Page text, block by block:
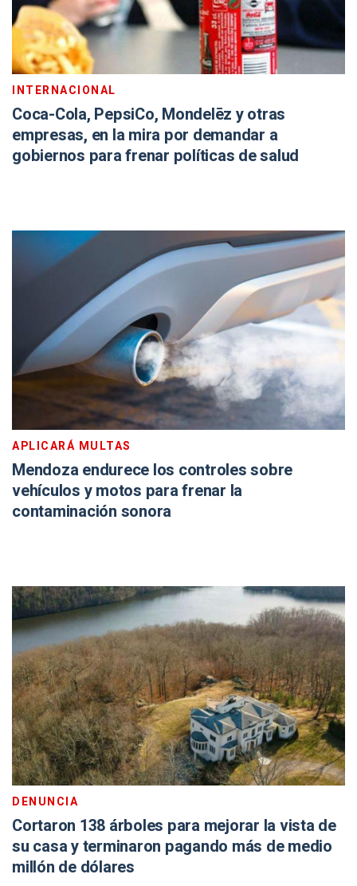
INTERNACIONAL
Coca-Cola, PepsiCo, Mondelēz y otras
empresas, en la mira por demandar a
gobiernos para frenar políticas de salud
APLICARÁ MULTAS
Mendoza endurece los controles sobre
vehículos y motos para frenar la
contaminación sonora
DENUNCIA
Cortaron 138 árboles para mejorar la vista de
su casa y terminaron pagando más de medio
millón de dólares